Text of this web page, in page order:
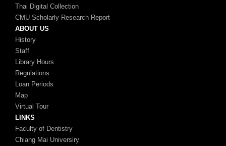
Thai Digital Collection
CMU Scholarly Research Report
ABOUT US
History
Staff
Library Hours
Regulations
Loan Periods
Map
Virtual Tour
LINKS
Faculty of Dentistry
Chiang Mai Universiry